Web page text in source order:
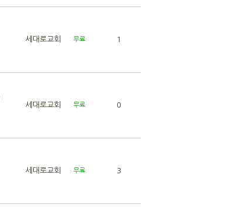
세대로교회 무료 1
세대로교회 무료 0
세대로교회 무료 3